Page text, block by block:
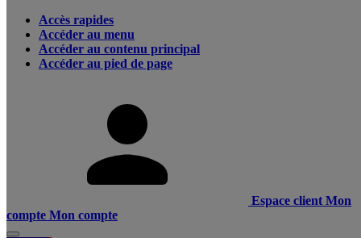
Accès rapides
Accéder au menu
Accéder au contenu principal
Accéder au pied de page
Espace client Mon
compte Mon compte